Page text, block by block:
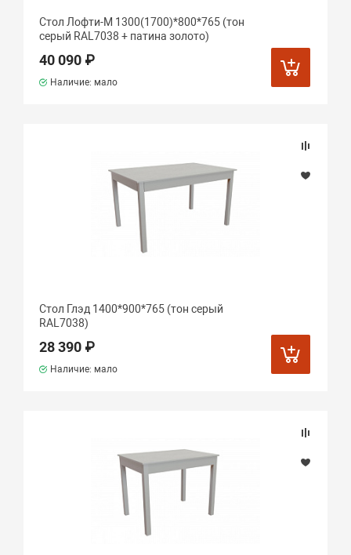
Стол Лофти-М 1300(1700)*800*765 (тон
серый RAL7038 + патина золото)
40 090 ₽
Наличие: мало
Стол Глэд 1400*900*765 (тон серый
RAL7038)
28 390 ₽
Наличие: мало